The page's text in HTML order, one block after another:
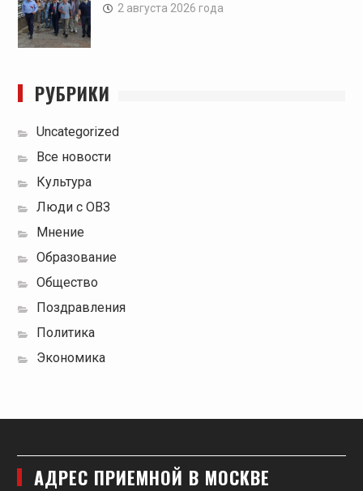
2 августа 2026 года
РУБРИКИ
Uncategorized
Все новости
Культура
Люди с ОВЗ
Мнение
Образование
Общество
Поздравления
Политика
Экономика
АДРЕС ПРИЕМНОЙ В МОСКВЕ